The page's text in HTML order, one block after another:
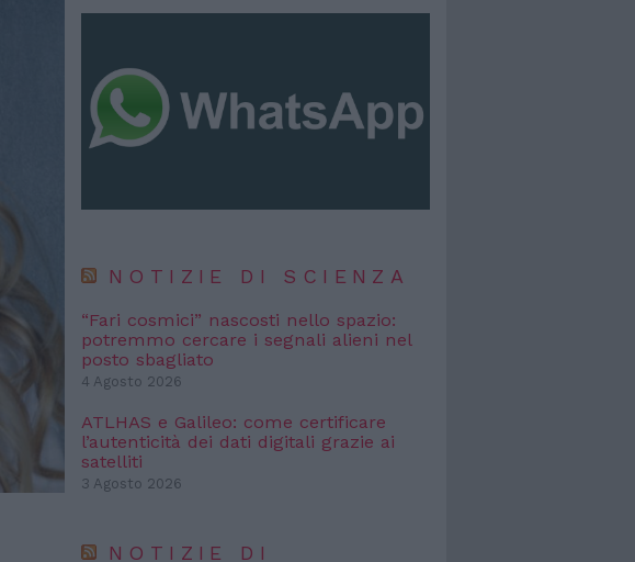
NOTIZIE DI SCIENZA
“Fari cosmici” nascosti nello spazio:
potremmo cercare i segnali alieni nel
posto sbagliato
4 Agosto 2026
ATLHAS e Galileo: come certificare
l’autenticità dei dati digitali grazie ai
satelliti
3 Agosto 2026
NOTIZIE DI